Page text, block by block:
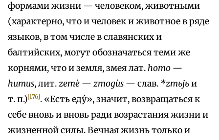
формами жизни — человеком, животными
(характерно, что и человек и животное в ряде
языков, в том числе в славянских и
балтийских, могут обозначаться теми же
корнями, что и земля, змея лат. homo —
humus, лит.zеmè — zmogùs — слав. *zmьjьи
т. п.)[176]. «Есть еду́», значит, возвращаться к
себе вновь и вновь ради возрастания жизни и
жизненной силы. Вечная жизнь только и